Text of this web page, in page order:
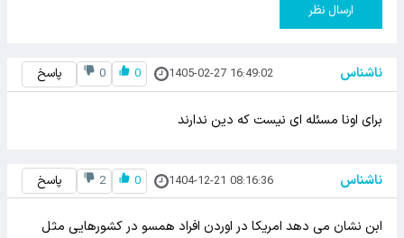
ارسال نظر
ناشناس 1405-02-27 16:49:02
0
0 پاسخ
برای اونا مسئله ای نیست که دین ندارند
ناشناس 1404-12-21 08:16:36
0
2 پاسخ
ابن نشان می دهد امریکا در اوردن افراد همسو در کشورهایی مثل